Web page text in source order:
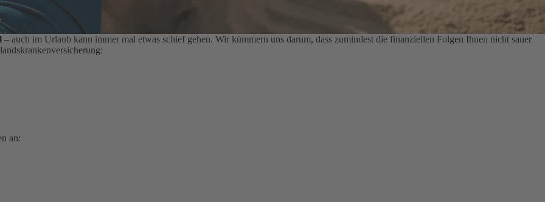
– auch im Urlaub kann immer mal etwas schief gehen. Wir kümmern uns darum, dass zumindest die finanziellen Folgen Ihnen nicht sauer
an: